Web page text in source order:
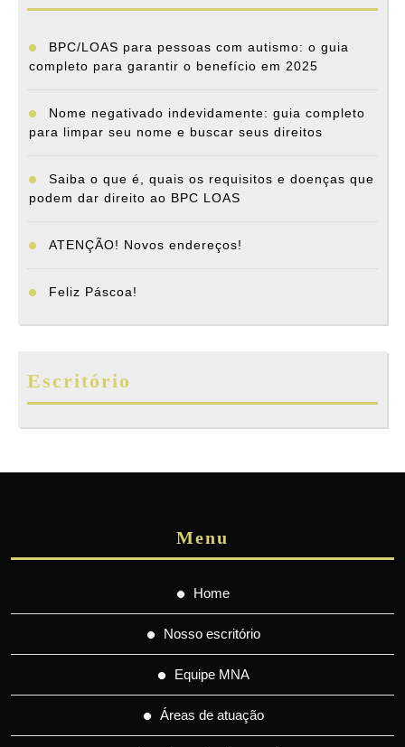
BPC/LOAS para pessoas com autismo: o guia
completo para garantir o benefício em 2025
Nome negativado indevidamente: guia completo
para limpar seu nome e buscar seus direitos
Saiba o que é, quais os requisitos e doenças que
podem dar direito ao BPC LOAS
ATENÇÃO! Novos endereços!
Feliz Páscoa!
Escritório
Menu
Home
Nosso escritório
Equipe MNA
Áreas de atuação